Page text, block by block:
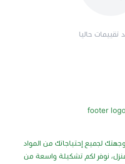
تقييمات حاليا
فيلج ماركت | VMarket وجهتك لجميع إحتياجاتك من المواد
نوفر لكم تشكيلة واسعة من